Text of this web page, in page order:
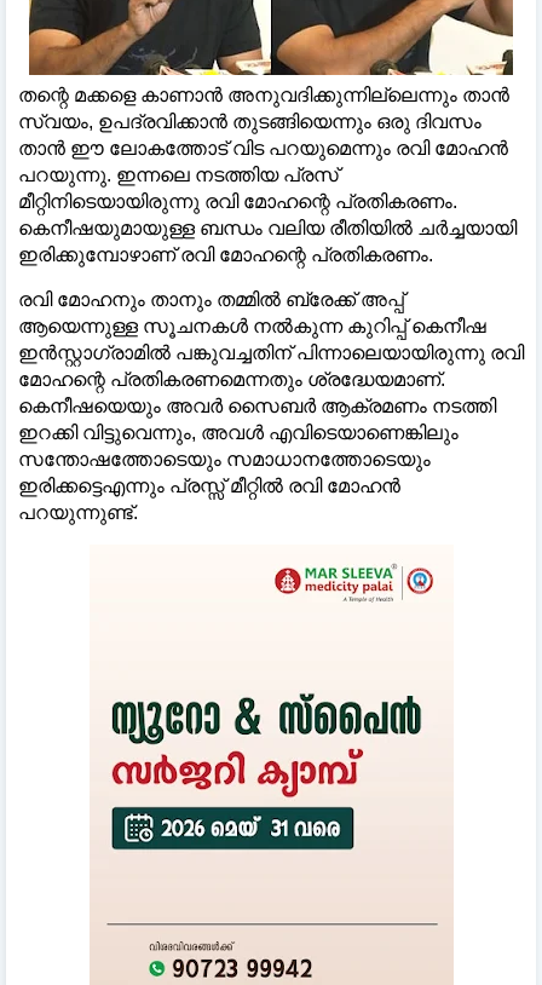
തന്റെ മക്കളെ കാണാൻ അനുവദിക്കുന്നില്ലെന്നും താൻ
സ്വയം, ഉപദ്രവിക്കാൻ തുടങ്ങിയെന്നും ഒരു ദിവസം
താൻ ഈ ലോകത്തോട് വിട പറയുമെന്നും രവി മോഹൻ
പറയുന്നു. ഇന്നലെ നടത്തിയ പ്രസ്
മീറ്റിനിടെയായിരുന്നു രവി മോഹന്റെ പ്രതികരണം.
കെനീഷയുമായുള്ള ബന്ധം വലിയ രീതിയില്‍ ചർച്ചയായി
ഇരിക്കുമ്പോഴാണ് രവി മോഹന്റെ പ്രതികരണം.
രവി മോഹനും താനും തമ്മില്‍ ബ്രേക്ക് അപ്പ്
ആയെന്നുള്ള സൂചനകള്‍ നല്‍കുന്ന കുറിപ്പ് കെനീഷ
ഇൻസ്റ്റാഗ്രാമില്‍ പങ്കുവച്ചതിന് പിന്നാലെയായിരുന്നു രവി
മോഹന്റെ പ്രതികരണമെന്നതും ശ്രദ്ധേയമാണ്.
കെനീഷയെയും അവർ സൈബർ ആക്രമണം നടത്തി
ഇറക്കി വിട്ടുവെന്നും, അവള്‍ എവിടെയാണെങ്കിലും
സന്തോഷത്തോടെയും സമാധാനത്തോടെയും
ഇരിക്കട്ടെഎന്നും പ്രസ്സ് മീറ്റില്‍ രവി മോഹൻ
പറയുന്നുണ്ട്.